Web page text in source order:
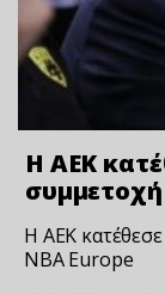
Η ΑΕΚ
Η ΑΕΚ
NBA Europe